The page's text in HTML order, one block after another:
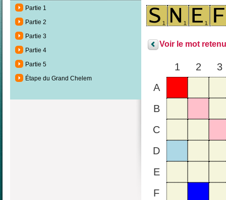
Partie 1
Partie 2
Partie 3
Partie 4
Partie 5
Étape du Grand Chelem
Voir le mot
1 2
3
A
B
C
D
E
F